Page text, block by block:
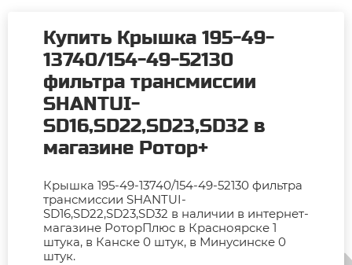
Купить Крышка 195-49-
13740/154-49-52130
фильтра трансмиссии
SHANTUI-
SD16,SD22,SD23,SD32 в
магазине Ротор+
Крышка 195-49-13740/154-49-52130 фильтра
трансмиссии SHANTUI-
SD16,SD22,SD23,SD32 в наличии в интернет-
магазине РоторПлюс в Красноярске 1
штука, в Канске 0 штук, в Минусинске 0
штук.